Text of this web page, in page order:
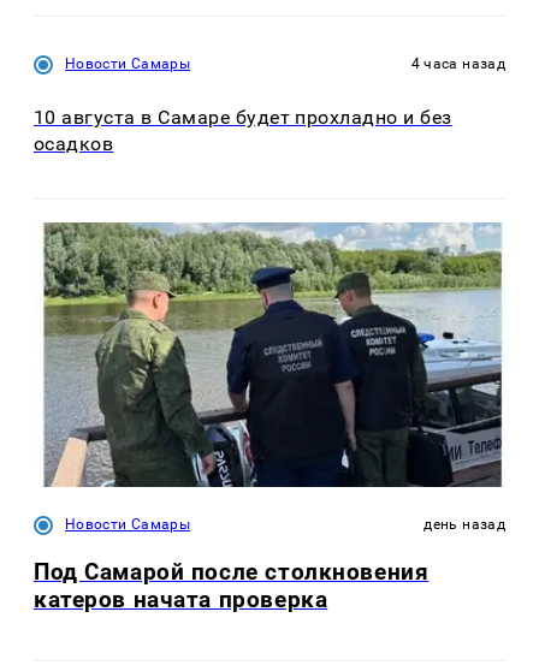
Новости Самары 4 часа назад
10 августа в Самаре будет прохладно и без
осадков
Новости Самары день назад
Под Самарой после столкновения
катеров начата проверка